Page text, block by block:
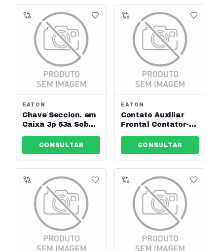
EATON
Chave Seccion. em
Caixa 3p 63a Sob
Eaton Ref: Y7-
207335
CONSULTAR
EATON
Contato Auxiliar
Frontal Contator-
Ref: Dila-Xhi11
CONSULTAR